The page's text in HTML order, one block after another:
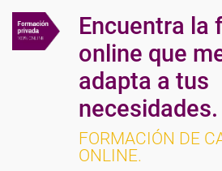
Encuentra la
online que
adapta a tus
necesidades.
FORMACIÓN DE
ONLINE.